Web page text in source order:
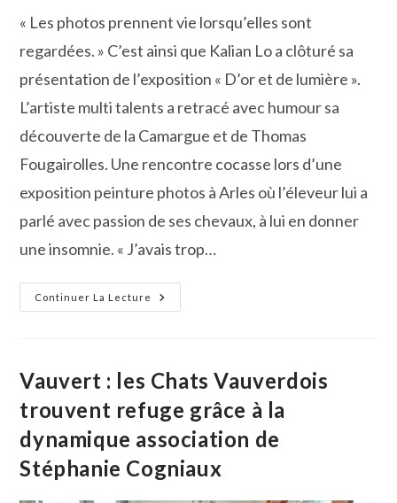
publication :
« Les photos prennent vie lorsqu’elles sont
regardées. » C’est ainsi que Kalian Lo a clôturé sa
présentation de l’exposition « D’or et de lumière ».
L’artiste multi talents a retracé avec humour sa
découverte de la Camargue et de Thomas
Fougairolles. Une rencontre cocasse lors d’une
exposition peinture photos à Arles où l’éleveur lui a
parlé avec passion de ses chevaux, à lui en donner
une insomnie. « J’avais trop…
Continuer La Lecture
Arts :
Les
Trôneront
Un
Place
De
L’Aficion
À
Vauvert
Vauvert : les Chats Vauverdois
trouvent refuge grâce à la
dynamique association de
Stéphanie Cogniaux